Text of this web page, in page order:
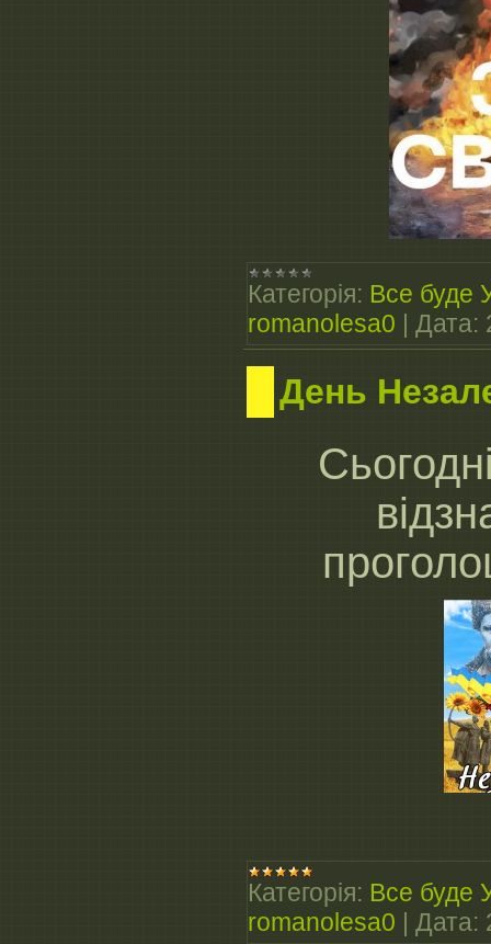
Категорія: Все буде
romanolesa0 | Дата:
День
Категорія: Все буде
romanolesa0
Дата: